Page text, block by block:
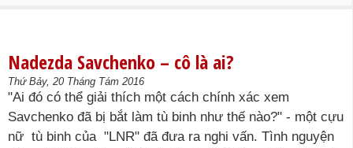
Nadezda Savchenko – cô là ai?
Thứ Bảy, 20 Tháng Tám 2016
"Ai đó có thể giải thích một cách chính xác xem
Savchenko đã bị bắt làm tù binh như thế nào?" - một cựu
nữ tù binh của "LNR" đã đưa ra nghi vấn. Tình nguyện